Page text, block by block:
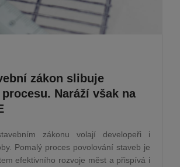
zákon slibuje
Naráží však na
zákonu volají developeři i
Pomalý proces povolování staveb je
efektivního rozvoje měst a přispívá i